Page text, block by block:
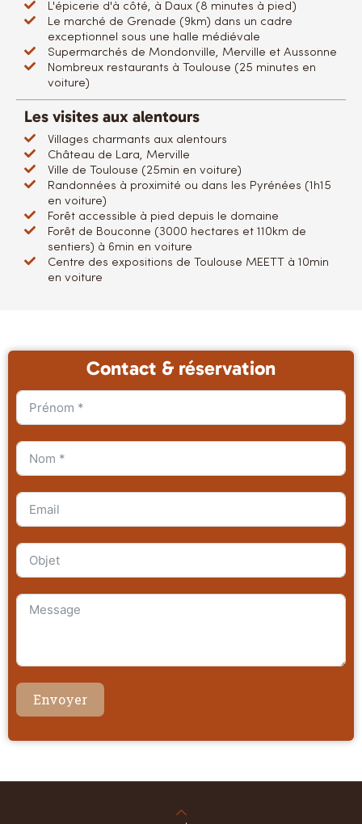
L'épicerie d'à côté, à Daux (8 minutes à pied)
Le marché de Grenade (9km) dans un cadre
exceptionnel sous une halle médiévale
Supermarchés de Mondonville, Merville et Aussonne
Nombreux restaurants à Toulouse (25 minutes en
voiture)
Les visites aux alentours
Villages charmants aux alentours
Château de Lara, Merville
Ville de Toulouse (25min en voiture)
Randonnées à proximité ou dans les Pyrénées (1h15
en voiture)
Forêt accessible à pied depuis le domaine
Forêt de Bouconne (3000 hectares et 110km de
sentiers) à 6min en voiture
Centre des expositions de Toulouse MEETT à 10min
en voiture
Contact & réservation
Envoyer